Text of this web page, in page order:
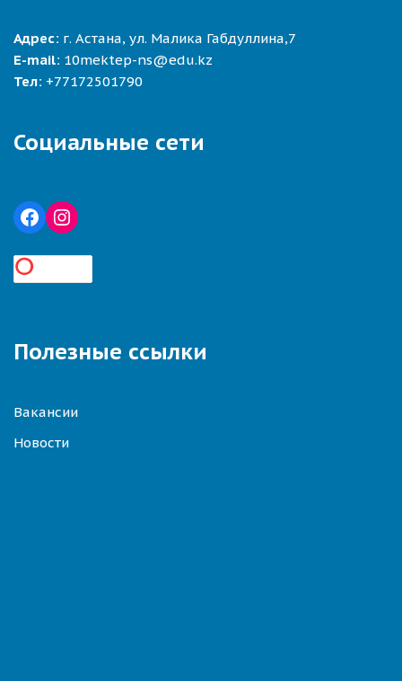
Адрес: г. Астана, ул. Малика Габдуллина,7
E-mail: 10mektep-ns@edu.kz
Тел: +77172501790
Социальные сети
Полезные ссылки
Вакансии
Новости